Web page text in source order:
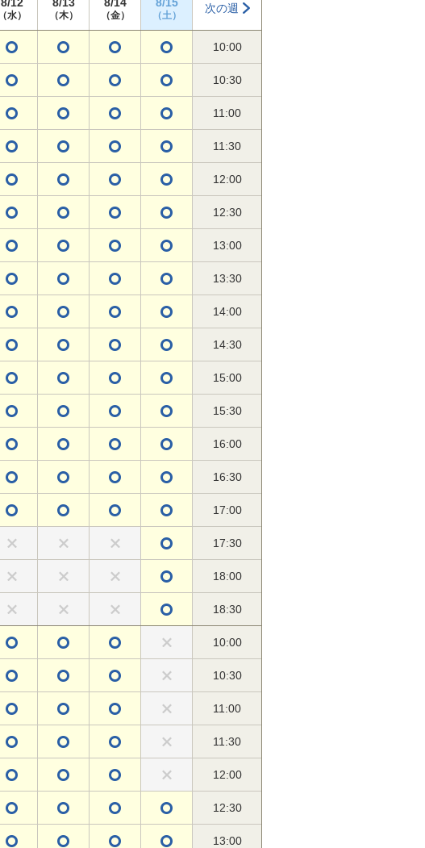
（水） （木） （金） （土）
次の週
10:00
10:30
11:00
11:30
12:00
12:30
13:00
13:30
14:00
14:30
15:00
15:30
16:00
16:30
17:00
17:30
18:00
18:30
10:00
10:30
11:00
11:30
12:00
12:30
13:00